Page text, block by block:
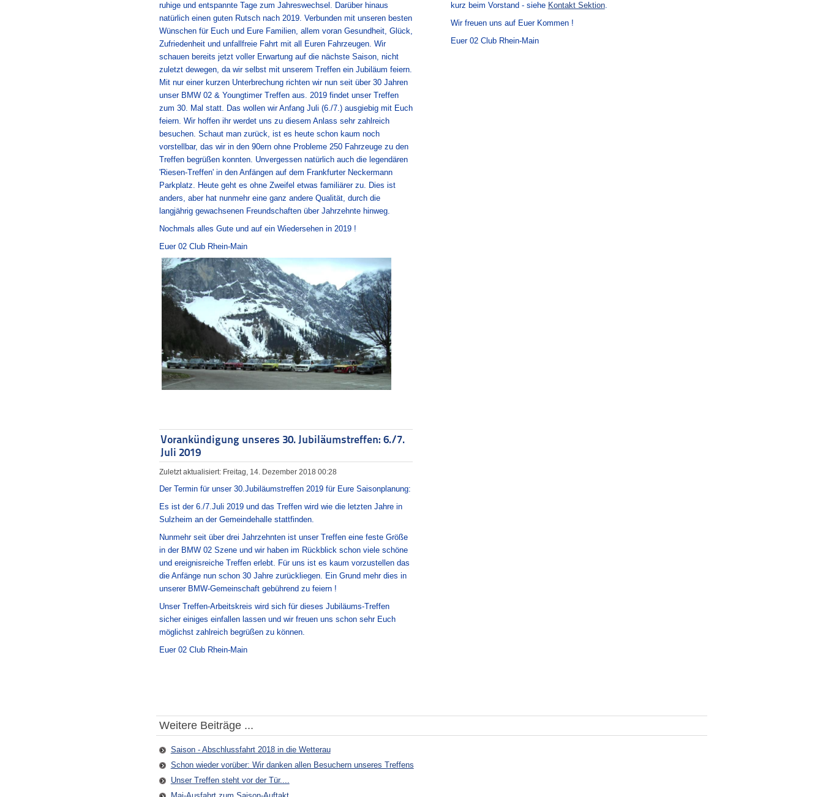
ruhige und entspannte Tage zum Jahreswechsel. Darüber hinaus
natürlich einen guten Rutsch nach 2019. Verbunden mit unseren besten
Wünschen für Euch und Eure Familien, allem voran Gesundheit, Glück,
Zufriedenheit und unfallfreie Fahrt mit all Euren Fahrzeugen. Wir
schauen bereits jetzt voller Erwartung auf die nächste Saison, nicht
zuletzt dewegen, da wir selbst mit unserem Treffen ein Jubiläum feiern.
Mit nur einer kurzen Unterbrechung richten wir nun seit über 30 Jahren
unser BMW 02 & Youngtimer Treffen aus. 2019 findet unser Treffen
zum 30. Mal statt. Das wollen wir Anfang Juli (6./7.) ausgiebig mit Euch
feiern. Wir hoffen ihr werdet uns zu diesem Anlass sehr zahlreich
besuchen. Schaut man zurück, ist es heute schon kaum noch
vorstellbar, das wir in den 90ern ohne Probleme 250 Fahrzeuge zu den
Treffen begrüßen konnten. Unvergessen natürlich auch die legendären
'Riesen-Treffen' in den Anfängen auf dem Frankfurter Neckermann
Parkplatz. Heute geht es ohne Zweifel etwas familiärer zu. Dies ist
anders, aber hat nunmehr eine ganz andere Qualität, durch die
langjährig gewachsenen Freundschaften über Jahrzehnte hinweg.
Nochmals alles Gute und auf ein Wiedersehen in 2019 !
Euer 02 Club Rhein-Main
kurz beim Vorstand - siehe Kontakt Sektion.
Wir freuen uns auf Euer Kommen !
Euer 02 Club Rhein-Main
Vorankündigung unseres 30. Jubiläumstreffen: 6./7.
Juli 2019
Zuletzt aktualisiert: Freitag, 14. Dezember 2018 00:28
Der Termin für unser 30.Jubiläumstreffen 2019 für Eure Saisonplanung:
Es ist der 6./7.Juli 2019 und das Treffen wird wie die letzten Jahre in
Sulzheim an der Gemeindehalle stattfinden.
Nunmehr seit über drei Jahrzehnten ist unser Treffen eine feste Größe
in der BMW 02 Szene und wir haben im Rückblick schon viele schöne
und ereignisreiche Treffen erlebt. Für uns ist es kaum vorzustellen das
die Anfänge nun schon 30 Jahre zurückliegen. Ein Grund mehr dies in
unserer BMW-Gemeinschaft gebührend zu feiern !
Unser Treffen-Arbeitskreis wird sich für dieses Jubiläums-Treffen
sicher einiges einfallen lassen und wir freuen uns schon sehr Euch
möglichst zahlreich begrüßen zu können.
Euer 02 Club Rhein-Main
Weitere Beiträge ...
Saison - Abschlussfahrt 2018 in die Wetterau
Schon wieder vorüber: Wir danken allen Besuchern unseres Treffens
Unser Treffen steht vor der Tür....